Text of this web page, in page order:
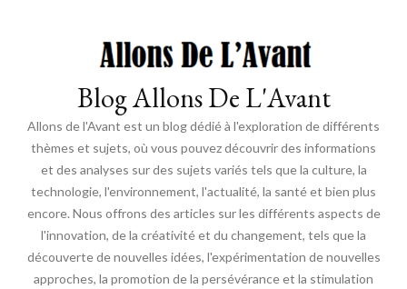
Blog Allons De L'Avant
Allons de l'Avant est un blog dédié à l'exploration de différents
thèmes et sujets, où vous pouvez découvrir des informations
et des analyses sur des sujets variés tels que la culture, la
technologie, l'environnement, l'actualité, la santé et bien plus
encore. Nous offrons des articles sur les différents aspects de
l'innovation, de la créativité et du changement, tels que la
découverte de nouvelles idées, l'expérimentation de nouvelles
approches, la promotion de la persévérance et la stimulation